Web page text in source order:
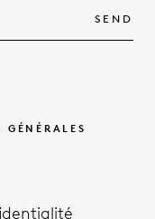
SEND